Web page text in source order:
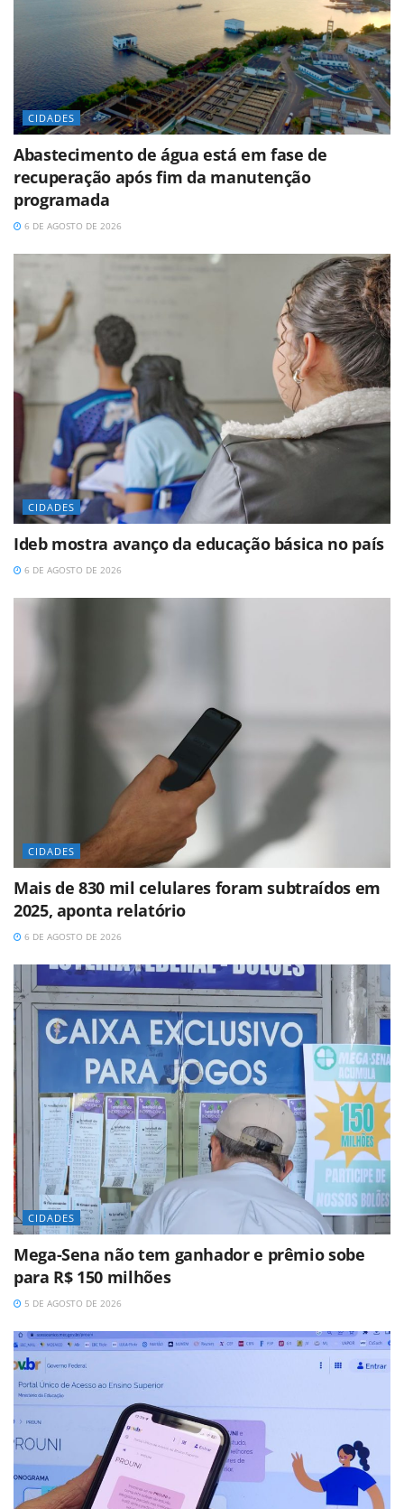
CIDADES
Abastecimento de água está em fase de
recuperação após fim da manutenção
programada
6 DE AGOSTO DE 2026
CIDADES
Ideb mostra avanço da educação básica no país
6 DE AGOSTO DE 2026
CIDADES
Mais de 830 mil celulares foram subtraídos em
2025, aponta relatório
6 DE AGOSTO DE 2026
CIDADES
Mega-Sena não tem ganhador e prêmio sobe
para R$ 150 milhões
5 DE AGOSTO DE 2026